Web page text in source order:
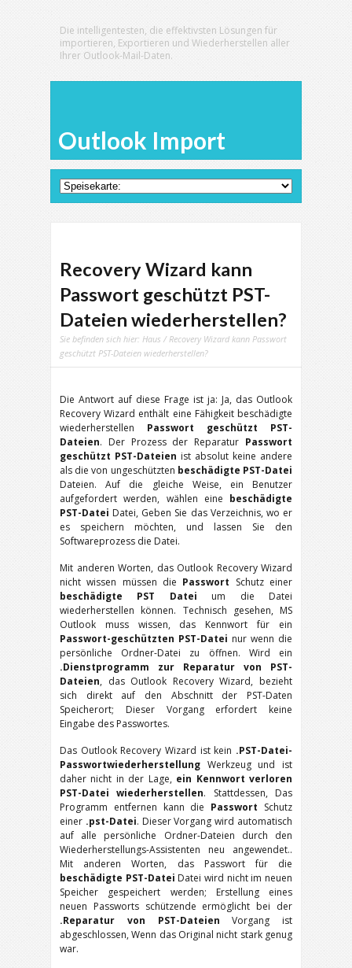
Die intelligentesten, die effektivsten Lösungen für
importieren, Exportieren und Wiederherstellen aller
Ihrer Outlook-Mail-Daten.
Outlook Import
Recovery Wizard kann
Passwort geschützt PST-
Dateien wiederherstellen?
Sie befinden sich hier: Haus / Recovery Wizard kann Passwort
geschützt PST-Dateien wiederherstellen?
Die Antwort auf diese Frage ist ja: Ja, das Outlook
Recovery Wizard enthält eine Fähigkeit beschädigte
wiederherstellen Passwort geschützt PST-
Dateien. Der Prozess der Reparatur Passwort
geschützt PST-Dateien ist absolut keine andere
als die von ungeschützten beschädigte PST-Datei
Dateien. Auf die gleiche Weise, ein Benutzer
aufgefordert werden, wählen eine beschädigte
PST-Datei Datei, Geben Sie das Verzeichnis, wo er
es speichern möchten, und lassen Sie den
Softwareprozess die Datei.
Mit anderen Worten, das Outlook Recovery Wizard
nicht wissen müssen die Passwort Schutz einer
beschädigte PST Datei um die Datei
wiederherstellen können. Technisch gesehen, MS
Outlook muss wissen, das Kennwort für ein
Passwort-geschützten PST-Datei nur wenn die
persönliche Ordner-Datei zu öffnen. Wird ein
.Dienstprogramm zur Reparatur von PST-
Dateien, das Outlook Recovery Wizard, bezieht
sich direkt auf den Abschnitt der PST-Daten
Speicherort; Dieser Vorgang erfordert keine
Eingabe des Passwortes.
Das Outlook Recovery Wizard ist kein .PST-Datei-
Passwortwiederherstellung Werkzeug und ist
daher nicht in der Lage, ein Kennwort verloren
PST-Datei wiederherstellen. Stattdessen, Das
Programm entfernen kann die Passwort Schutz
einer .pst-Datei. Dieser Vorgang wird automatisch
auf alle persönliche Ordner-Dateien durch den
Wiederherstellungs-Assistenten neu angewendet..
Mit anderen Worten, das Passwort für die
beschädigte PST-Datei Datei wird nicht im neuen
Speicher gespeichert werden; Erstellung eines
neuen Passworts schützende ermöglicht bei der
.Reparatur von PST-Dateien Vorgang ist
abgeschlossen, Wenn das Original nicht stark genug
war.